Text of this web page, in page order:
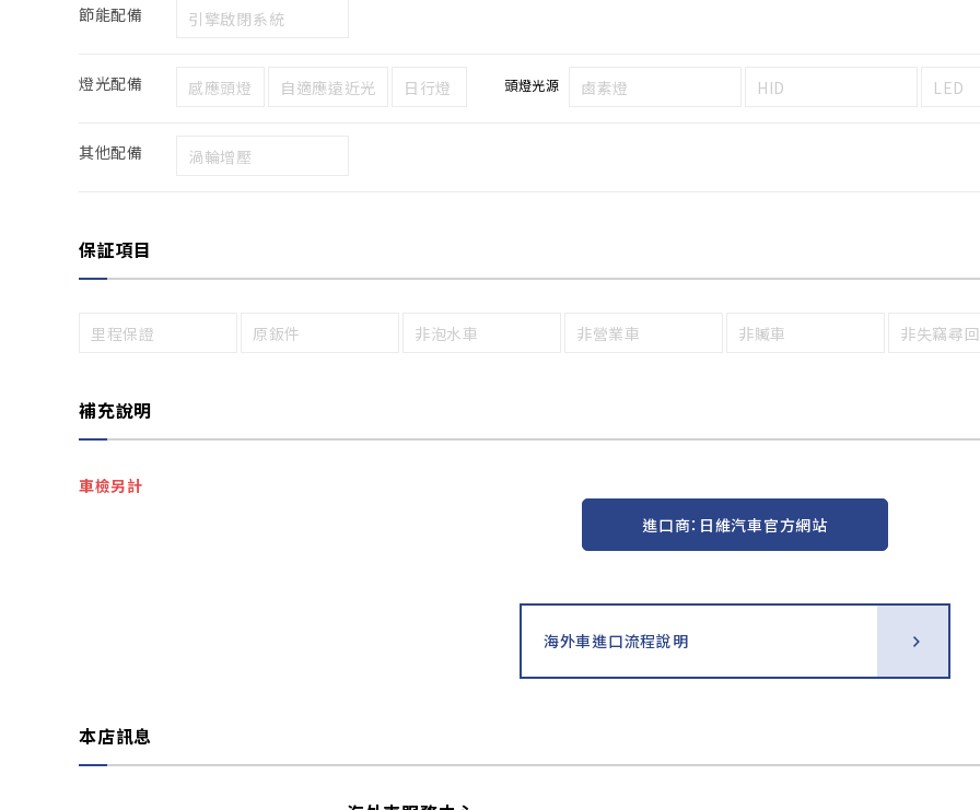
節能配備 引擎啟閉系統
燈光配備 感應頭燈 自適應遠近光 日行燈 頭燈光源 鹵素燈 HID LED
其他配備 渦輪增壓
保証項目
里程保證 原鈑件 非泡水車 非營業車 非贓車 非失竊尋
補充說明
車檢另計
進口商：日維汽車官方網站
海外車進口流程說明
本店訊息